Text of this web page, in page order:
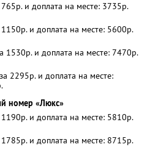
и доплата на месте: 3735р.
и доплата на месте: 5600р.
1530р. и доплата на месте: 7470р.
2295р. и доплата на месте:
номер «Люкс»
и доплата на месте: 5810р.
и доплата на месте: 8715р.